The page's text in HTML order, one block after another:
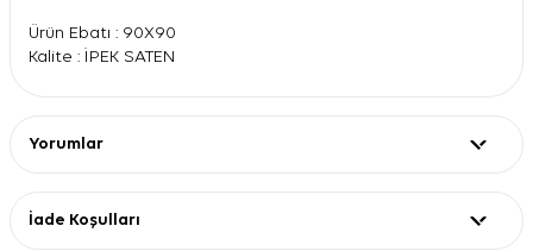
Ürün Ebatı : 90X90
Kalite : İPEK SATEN
Yorumlar
İade Koşulları